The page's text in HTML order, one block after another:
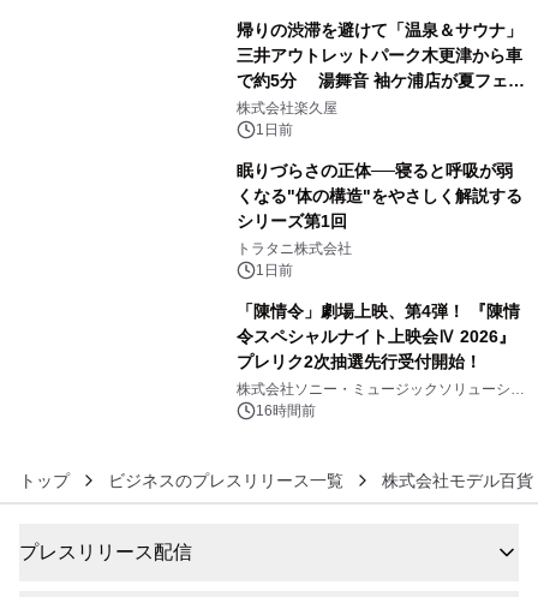
ラムや、「TR-808」を愛する伝説的
アーティストを フィーチャーしたアニ
メーションを公開～
帰りの渋滞を避けて「温泉＆サウナ」
三井アウトレットパーク木更津から車
で約5分 湯舞音 袖ケ浦店が夏フェア
メニューを提供
株式会社楽久屋
1日前
眠りづらさの正体──寝ると呼吸が弱
くなる"体の構造"をやさしく解説する
シリーズ第1回
トラタニ株式会社
1日前
「陳情令」劇場上映、第4弾！ 『陳情
令スペシャルナイト上映会Ⅳ 2026』
プレリク2次抽選先行受付開始！
株式会社ソニー・ミュージックソリューショ
ンズ16時間前
トップ ビジネスのプレスリリース一覧 株式会社モデル百貨
プレスリリース配信